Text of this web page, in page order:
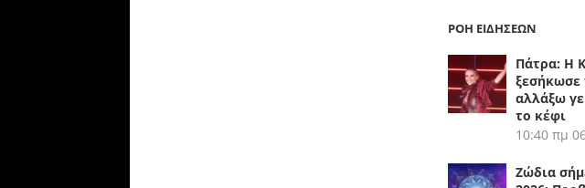
ΡΟΗ ΕΙΔΗΣΕΩΝ
Πάτρα: Η
ξεσήκωσε
αλλάξω
το κέφι
10:40 πμ
Ζώδια